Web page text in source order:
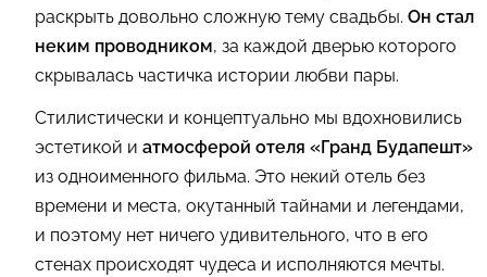
раскрыть довольно сложную тему свадьбы. Он стал
неким проводником, за каждой дверью которого
скрывалась частичка истории любви пары.
Стилистически и концептуально мы вдохновились
эстетикой и атмосферой отеля «Гранд Будапешт»
из одноименного фильма. Это некий отель без
времени и места, окутанный тайнами и легендами,
и поэтому нет ничего удивительного, что в его
стенах происходят чудеса и исполняются мечты.